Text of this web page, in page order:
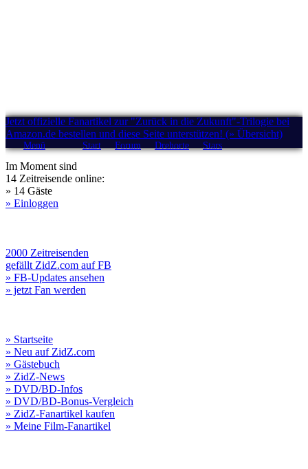
Jetzt offizielle Fanartikel zur "Zurück in die Zukunft"-Trilogie bei
Amazon.de bestellen und diese Seite unterstützen! (» Übersicht)
Menü Start Forum Drehorte Stars
Im Moment sind
14 Zeitreisende online:
» 14 Gäste
» Einloggen
2000 Zeitreisenden
gefällt ZidZ.com auf FB
» FB-Updates ansehen
» jetzt Fan werden
» Startseite
» Neu auf ZidZ.com
» Gästebuch
» ZidZ-News
» DVD/BD-Infos
» DVD/BD-Bonus-Vergleich
» ZidZ-Fanartikel kaufen
» Meine Film-Fanartikel